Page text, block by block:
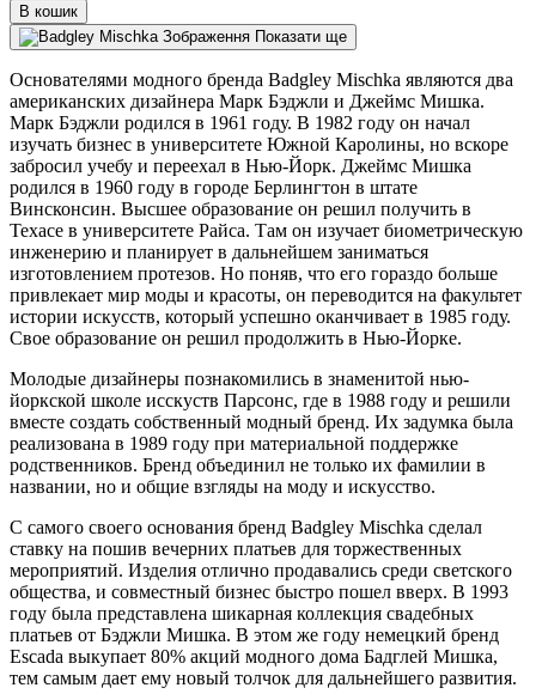
В кошик
Показати ще
Основателями модного бренда Badgley Mischka являются два
американских дизайнера Марк Бэджли и Джеймс Мишка.
Марк Бэджли родился в 1961 году. В 1982 году он начал
изучать бизнес в университете Южной Каролины, но вскоре
забросил учебу и переехал в Нью-Йорк. Джеймс Мишка
родился в 1960 году в городе Берлингтон в штате
Винсконсин. Высшее образование он решил получить в
Техасе в университете Райса. Там он изучает биометрическую
инженерию и планирует в дальнейшем заниматься
изготовлением протезов. Но поняв, что его гораздо больше
привлекает мир моды и красоты, он переводится на факультет
истории искусств, который успешно оканчивает в 1985 году.
Свое образование он решил продолжить в Нью-Йорке.
Молодые дизайнеры познакомились в знаменитой нью-
йоркской школе исскуств Парсонс, где в 1988 году и решили
вместе создать собственный модный бренд. Их задумка была
реализована в 1989 году при материальной поддержке
родственников. Бренд объединил не только их фамилии в
названии, но и общие взгляды на моду и искусство.
С самого своего основания бренд Badgley Mischka сделал
ставку на пошив вечерних платьев для торжественных
мероприятий. Изделия отлично продавались среди светского
общества, и совместный бизнес быстро пошел вверх. В 1993
году была представлена шикарная коллекция свадебных
платьев от Бэджли Мишка. В этом же году немецкий бренд
Escada выкупает 80% акций модного дома Бадглей Мишка,
тем самым дает ему новый толчок для дальнейшего развития.